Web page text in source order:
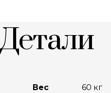
Детали
Вес
60 кг